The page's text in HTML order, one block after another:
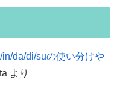
da/di/suの使い分けや
より